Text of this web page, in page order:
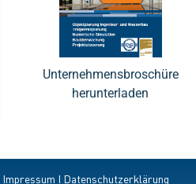
Unternehmensbroschüre
herunterladen
Impressum I Datenschutzerklärung